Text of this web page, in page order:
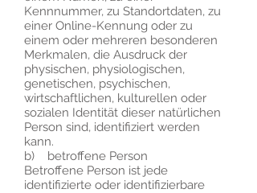
Kennnummer, zu Standortdaten, zu
einer Online-Kennung oder zu
einem oder mehreren besonderen
Merkmalen, die Ausdruck der
physischen, physiologischen,
genetischen, psychischen,
wirtschaftlichen, kulturellen oder
sozialen Identität dieser natürlichen
Person sind, identifiziert werden
kann.
b) betroffene Person
Betroffene Person ist jede
identifizierte oder identifizierbare